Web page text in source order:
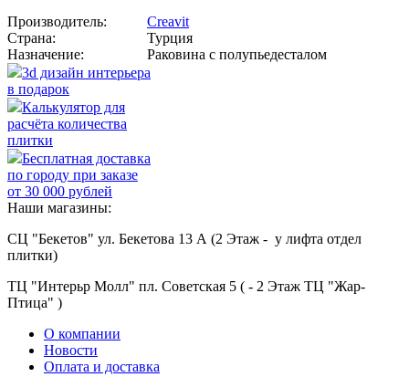
Производитель:
Creavit
Страна:
Турция
Назначение:
Раковина с полупьедесталом
3d дизайн интерьера
в подарок
Калькулятор для
расчёта количества
плитки
Бесплатная доставка
по городу при заказе
от 30 000 рублей
Наши магазины:
СЦ "Бекетов" ул. Бекетова 13 А (2 Этаж - у лифта отдел
плитки)
ТЦ "Интерьр Молл" пл. Советская 5 ( - 2 Этаж ТЦ "Жар-
Птица" )
О компании
Новости
Оплата и доставка